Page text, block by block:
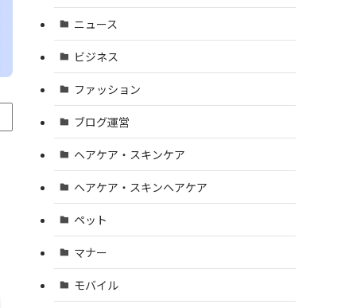
ニュース
ビジネス
ファッション
ブログ運営
ヘアケア・スキンケア
ヘアケア・スキンヘアケア
ペット
マナー
モバイル